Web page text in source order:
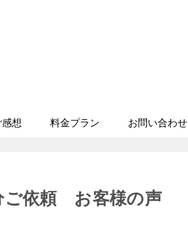
想 料金プラン お問い合わせ
ご依頼 お客様の声